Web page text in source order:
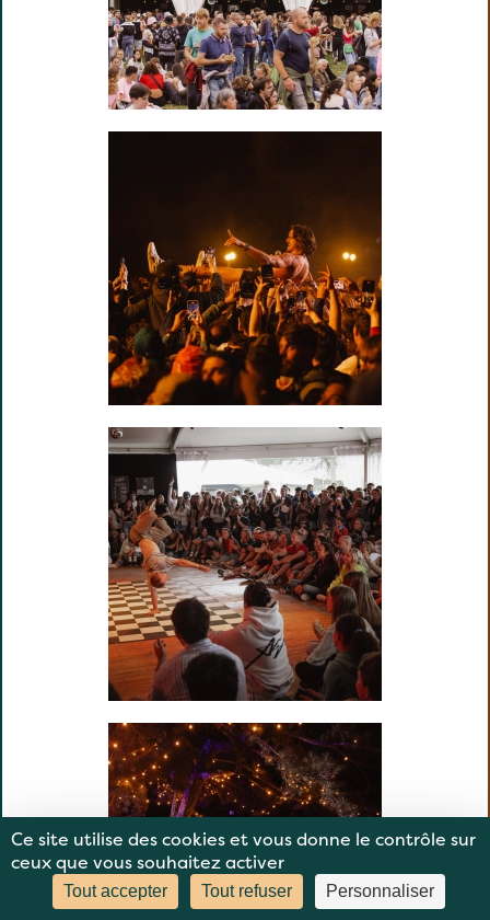
Ce site utilise des cookies et vous donne le contrôle sur
ceux que vous souhaitez activer
Tout accepter Tout refuser Personnaliser